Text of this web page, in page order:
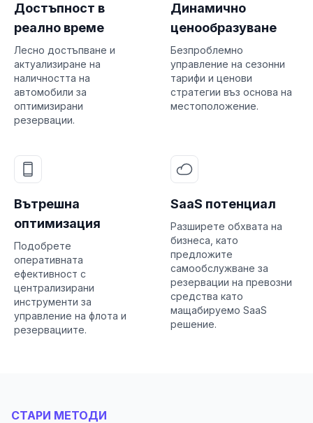
Достъпност в
реално време
Лесно достъпване и
актуализиране на
наличността на
автомобили за
оптимизирани
резервации.
Динамично
ценообразуване
Безпроблемно
управление на сезонни
тарифи и ценови
стратегии въз основа на
местоположение.
Вътрешна
оптимизация
Подобрете
оперативната
ефективност с
централизирани
инструменти за
управление на флота и
резервациите.
SaaS потенциал
Разширете обхвата на
бизнеса, като
предложите
самообслужване за
резервации на превозни
средства като
мащабируемо SaaS
решение.
СТАРИ МЕТОДИ